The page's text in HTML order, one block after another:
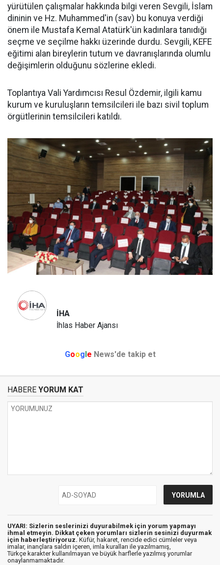
yürütülen çalışmalar hakkında bilgi veren Sevgili, İslam
dininin ve Hz. Muhammed'in (sav) bu konuya verdiği
önem ile Mustafa Kemal Atatürk'ün kadınlara tanıdığı
seçme ve seçilme hakkı üzerinde durdu. Sevgili, KEFE
eğitimi alan bireylerin tutum ve davranışlarında olumlu
değişimlerin olduğunu sözlerine ekledi.
Toplantıya Vali Yardımcısı Resul Özdemir, ilgili kamu
kurum ve kuruluşların temsilcileri ile bazı sivil toplum
örgütlerinin temsilcileri katıldı.
İHA
İhlas Haber Ajansı
Goog e News'de takip et
HABERE YORUM KAT
UYARI: Sizlerin seslerinizi duyurabilmek için yorum yapmayı
ihmal etmeyin. Dikkat çeken yorumları sizlerin sesinizi duyurmak
için haberleştiriyoruz. Küfür, hakaret, rencide edici cümleler veya
imalar, inançlara saldırı içeren, imla kuralları ile yazılmamış,
Türkçe karakter kullanılmayan ve büyük harflerle yazılmış yorumlar
onaylanmamaktadır.